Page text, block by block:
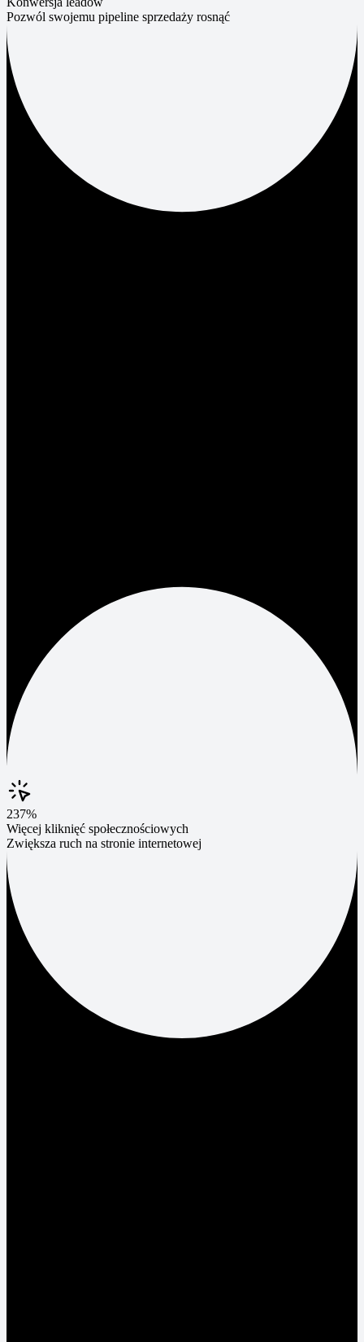
Pozwól swojemu pipeline sprzedaży rosnąć
237%
Więcej kliknięć społecznościowych
Zwiększa ruch na stronie internetowej